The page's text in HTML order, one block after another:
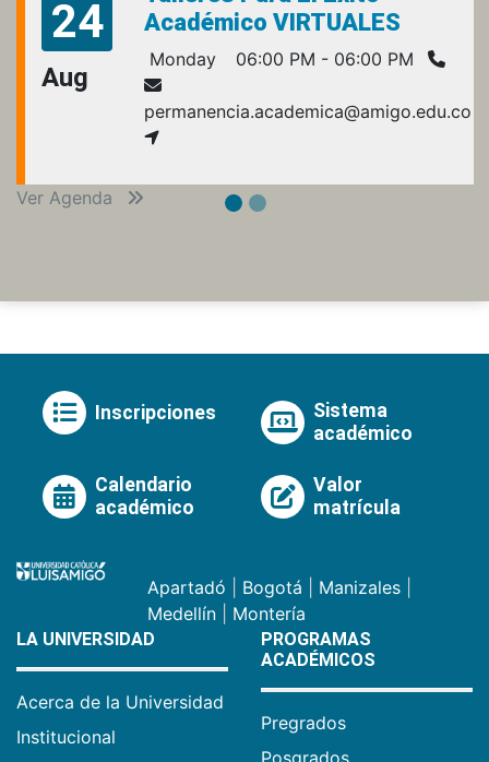
24
Aug
Académico VIRTUALES
Monday 06:00 PM - 06:00 PM
permanencia.academica@amigo.edu.co
Ver Agenda
Inscripciones
Sistema
académico
Calendario
académico
Valor
matrícula
Apartadó Bogotá Manizales
Medellín
Montería
LA UNIVERSIDAD
Acerca de la Universidad
Institucional
PROGRAMAS
ACADÉMICOS
Pregrados
Posgrados